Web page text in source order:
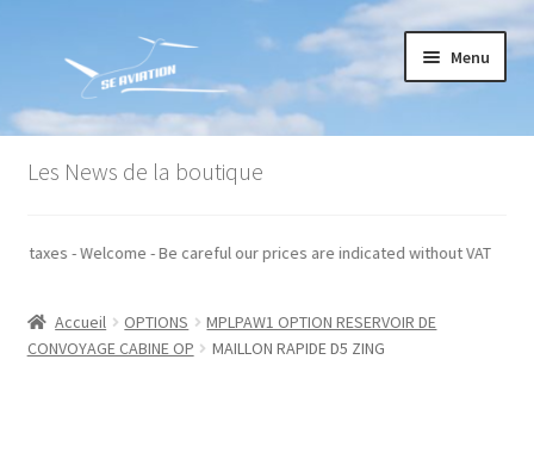
la
navigation
contenu
Menu
Accueil
Conditions générales de vente
Mon compte
Les News de la boutique
hors taxes - Welcome - Be careful our prices are indicated without VAT
Accueil OPTIONS
MPLPAW1 OPTION RESERVOIR DE
CONVOYAGE CABINE OP
MAILLON RAPIDE D5 ZING